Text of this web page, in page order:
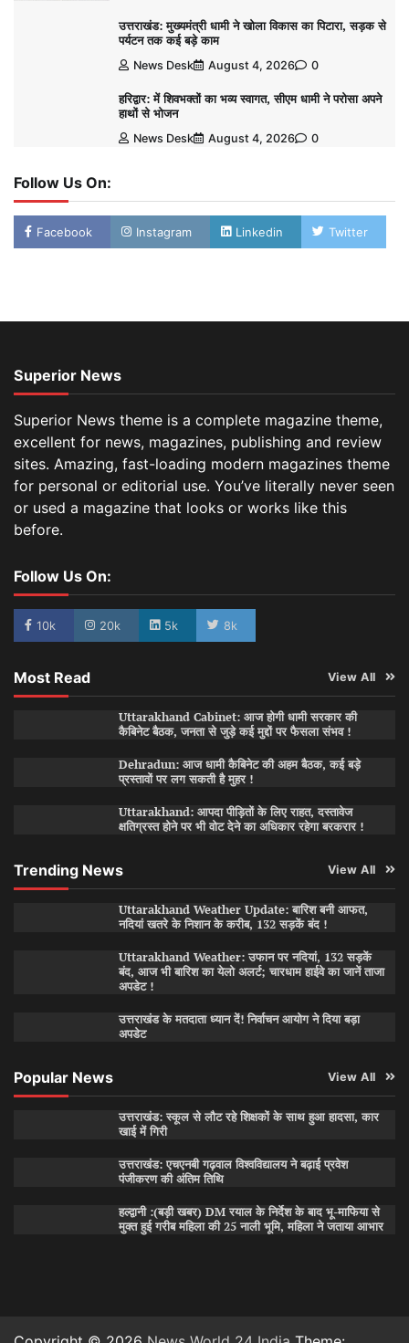
उत्तराखंड: मुख्यमंत्री धामी ने खोला विकास का पिटारा, सड़क से
पर्यटन तक कई बड़े काम
News Desk August 4, 2026 0
हरिद्वार: में शिवभक्तों का भव्य स्वागत, सीएम धामी ने परोसा अपने
हाथों से भोजन
News Desk August 4, 2026 0
Follow Us On:
Facebook Instagram Linkedin Twitter
Superior News
Superior News theme is a complete magazine theme,
excellent for news, magazines, publishing and review
sites. Amazing, fast-loading modern magazines theme
for personal or editorial use. You’ve literally never seen
or used a magazine that looks or works like this
before.
Follow Us On:
10k 20k 5k 8k
Most Read View All
Uttarakhand Cabinet: आज होगी धामी सरकार की
कैबिनेट बैठक, जनता से जुड़े कई मुद्दों पर फैसला संभव !
Dehradun: आज धामी कैबिनेट की अहम बैठक, कई बड़े
प्रस्तावों पर लग सकती है मुहर !
Uttarakhand: आपदा पीड़ितों के लिए राहत, दस्तावेज
क्षतिग्रस्त होने पर भी वोट देने का अधिकार रहेगा बरकरार !
Trending News View All
Uttarakhand Weather Update: बारिश बनी आफत,
नदियां खतरे के निशान के करीब, 132 सड़कें बंद !
Uttarakhand Weather: उफान पर नदियां, 132 सड़कें
बंद, आज भी बारिश का येलो अलर्ट; चारधाम हाईवे का जानें ताजा
अपडेट !
उत्तराखंड के मतदाता ध्यान दें! निर्वाचन आयोग ने दिया बड़ा
अपडेट
Popular News View All
उत्तराखंड: स्कूल से लौट रहे शिक्षकों के साथ हुआ हादसा, कार
खाई में गिरी
उत्तराखंड: एचएनबी गढ़वाल विश्वविद्यालय ने बढ़ाई प्रवेश
पंजीकरण की अंतिम तिथि
हल्द्वानी :(बड़ी खबर) DM रयाल के निर्देश के बाद भू-माफिया से
मुक्त हुई गरीब महिला की 25 नाली भूमि, महिला ने जताया आभार